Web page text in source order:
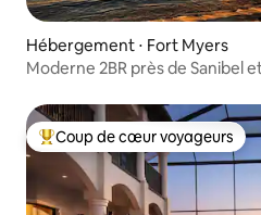
Hébergement ⋅ Fort Myers
Moderne 2BR près de Sanibel
Coups de cœur voyageurs les
Coup de cœur voyageurs